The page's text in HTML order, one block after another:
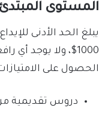
المستوى
1000$، ولا يوجد
الحصول على
دروس تقديمية